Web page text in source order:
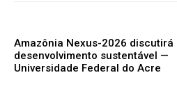
Amazônia Nexus-2026 discutirá
desenvolvimento sustentável —
Universidade Federal do Acre